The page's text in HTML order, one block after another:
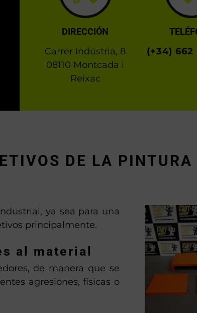
DIRECCIÓN
Carrer Indústria, 8
08110 Montcada i
Reixac
(+34) 662
DE LA
ya sea para una
principalmente.
al material
de manera que se
agresiones, físicas o